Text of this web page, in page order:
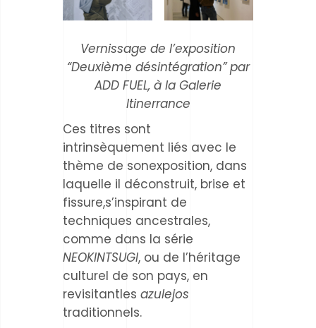
Vernissage de l’exposition
“Deuxième désintégration” par
ADD FUEL, à la Galerie
Itinerrance
Ces titres sont
intrinsèquement liés avec le
thème de sonexposition, dans
laquelle il déconstruit, brise et
fissure,s’inspirant de
techniques ancestrales,
comme dans la série
NEOKINTSUGI, ou de l’héritage
culturel de son pays, en
revisitantles azulejos
traditionnels.